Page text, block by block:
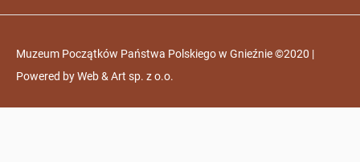
Muzeum Początków Państwa Polskiego w Gnieźnie ©2020 |
Powered byWeb & Art sp. z o.o.